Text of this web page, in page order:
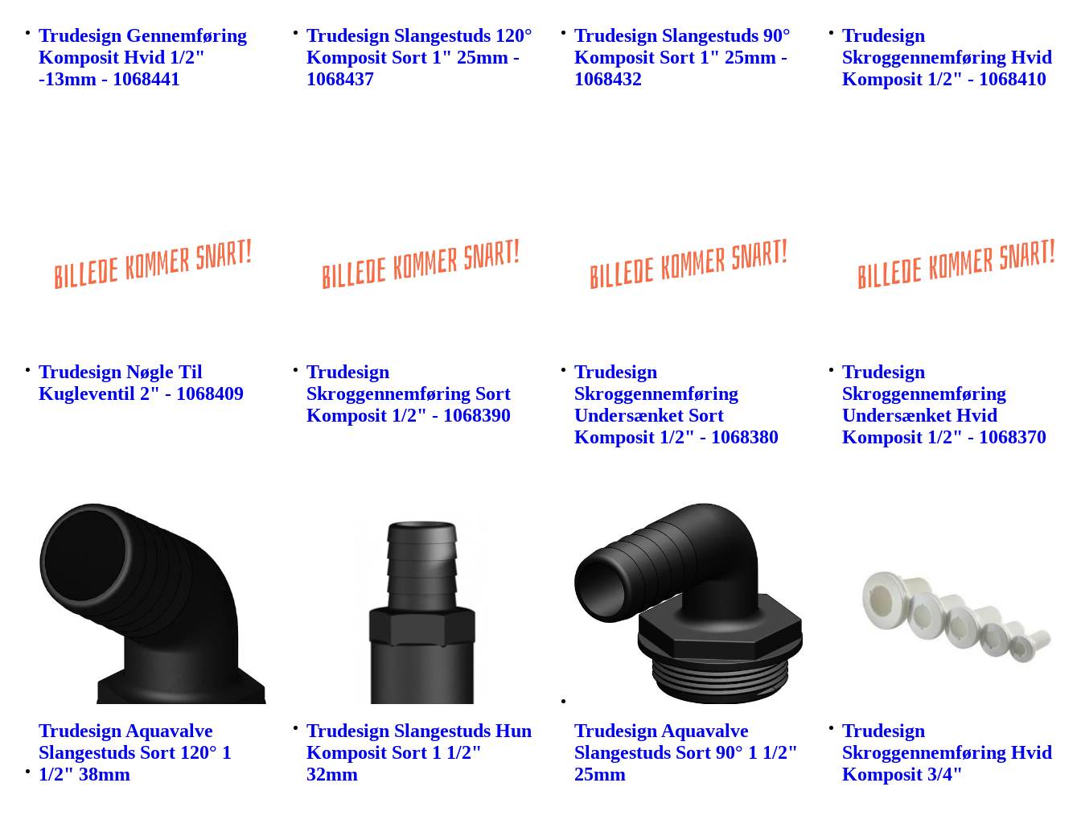
Trudesign Gennemføring
Komposit Hvid 1/2"
-13mm - 1068441
Trudesign Slangestuds 120°
Komposit Sort 1" 25mm -
1068437
Trudesign Slangestuds 90°
Komposit Sort 1" 25mm -
1068432
Trudesign
Skroggennemføring Hvid
Komposit 1/2" - 1068410
Trudesign Nøgle Til
Kugleventil 2" - 1068409
Trudesign
Skroggennemføring Sort
Komposit 1/2" - 1068390
Trudesign
Skroggennemføring
Undersænket Sort
Komposit 1/2" - 1068380
Trudesign
Skroggennemføring
Undersænket Hvid
Komposit 1/2" - 1068370
Trudesign Aquavalve
Slangestuds Sort 120° 1
1/2" 38mm
Trudesign Slangestuds Hun
Komposit Sort 1 1/2"
32mm
Trudesign Aquavalve
Slangestuds Sort 90° 1 1/2"
25mm
Trudesign
Skroggennemføring Hvid
Komposit 3/4"